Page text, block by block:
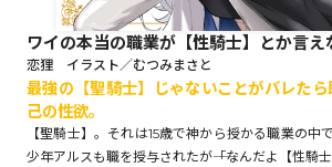
コミッククリエ
ワイの本当の職業が【性騎士】とか言え
恋狸 イラスト／むつみまさと
最強の【聖騎士】じゃないことがバレたら
己の性欲。
【聖騎士】。それは15歳で神から授かる職業の中
少年アルスも職を授与されたが――「なんだよ【性騎士